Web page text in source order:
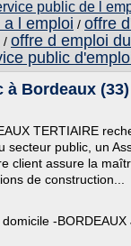
public de l
l emploi / offre
/ offre d emploi
public
Bordeaux (33)
TERTIAIRE
secteur public, un
client assure la
de construction...
-BORDEAUX